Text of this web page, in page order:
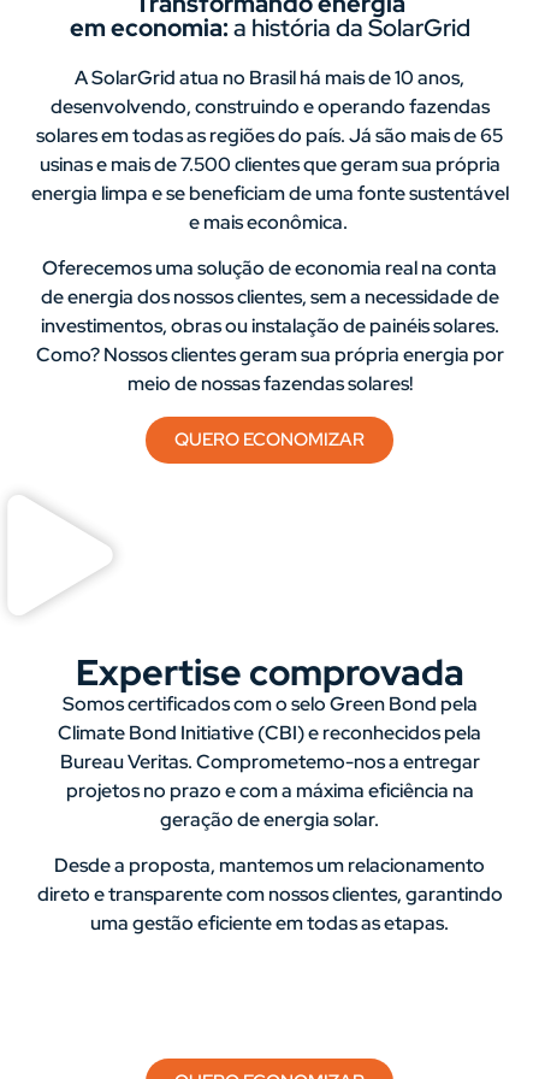
em economia:a história da SolarGrid
A SolarGrid atua no Brasil há mais de 10 anos,
desenvolvendo, construindo e operando fazendas
solares em todas as regiões do país. Já são mais de 65
usinas e mais de 7.500 clientes que geram sua própria
energia limpa e se beneficiam de uma fonte sustentável
e mais econômica.
Oferecemos uma solução de economia real na conta
de energia dos nossos clientes, sem a necessidade de
investimentos, obras ou instalação de painéis solares.
Como? Nossos clientes geram sua própria energia por
meio de nossas fazendas solares!
QUERO ECONOMIZAR
Expertise comprovada
Somos certificados com o selo Green Bond pela
Climate Bond Initiative (CBI) e reconhecidos pela
Bureau Veritas. Comprometemo-nos a entregar
projetos no prazo e com a máxima eficiência na
geração de energia solar.
Desde a proposta, mantemos um relacionamento
direto e transparente com nossos clientes, garantindo
uma gestão eficiente em todas as etapas.